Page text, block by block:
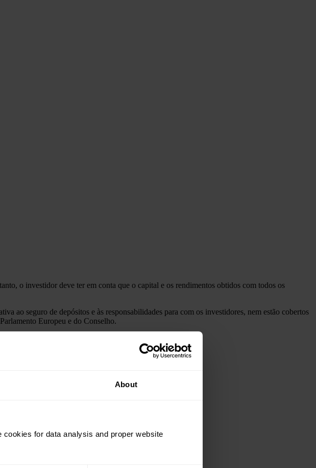
About
for data analysis and proper website
o investidor deve ter em conta que o capital e os rendimentos obtidos com todos os
ao seguro de depósitos e às responsabilidades para com os investidores, nem estão cobertos
Europeu e do Conselho.
na nossa secção de Documentos,